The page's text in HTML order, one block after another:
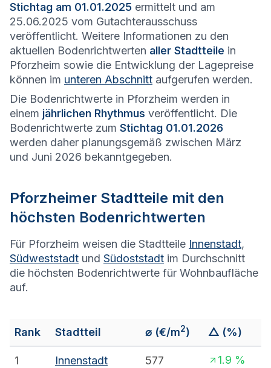
Stichtag am 01.01.2025 ermittelt und am
25.06.2025 vom Gutachterausschuss
veröffentlicht. Weitere Informationen zu den
aktuellen Bodenrichtwerten aller Stadtteile in
Pforzheim sowie die Entwicklung der Lagepreise
können im unteren Abschnitt aufgerufen werden.
Die Bodenrichtwerte in Pforzheim werden in
einem jährlichen Rhythmus veröffentlicht. Die
Bodenrichtwerte zum Stichtag 01.01.2026
werden daher planungsgemäß zwischen März
und Juni 2026 bekanntgegeben.
Pforzheimer Stadtteile mit den
höchsten Bodenrichtwerten
Für Pforzheim weisen die Stadtteile Innenstadt,
Südweststadt und Südoststadt im Durchschnitt
die höchsten Bodenrichtwerte für Wohnbaufläche
auf.
Rank Stadtteil ⌀ (€/m2) △ (%)
1 Innenstadt 577 1.9 %